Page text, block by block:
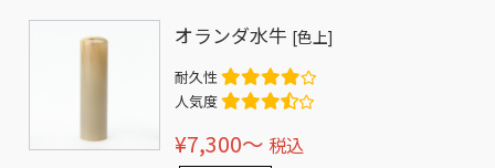
オランダ水牛 [色上]
耐久性
人気度
¥7,300〜 税込